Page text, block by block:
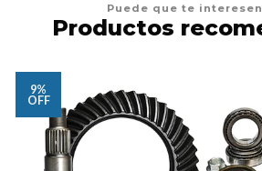
Puede que te
Productos
9%
OFF